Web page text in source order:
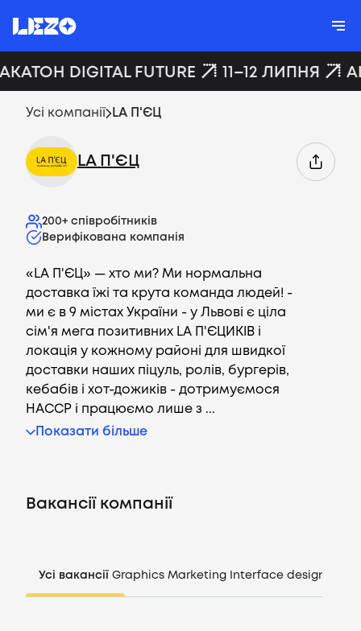
UA
DIGITAL FUTURE 11–12 ЛИПНЯ
Усі компанії LA П'ЄЦ
LA П'ЄЦ
200+ співробітників
Верифікована компанія
«LA П'ЄЦ» — хто ми? Ми нормальна
доставка їжі та крута команда людей! -
ми є в 9 містах України - у Львові є ціла
сім'я мега позитивних LA П'ЄЦИКІВ і
локація у кожному районі для швидкої
доставки наших піцуль, ролів, бургерів,
кебабів і хот-дожиків - дотримуємося
НАССР і працюємо лише з ...
Показати більше
Вакансії компанії
Усі вакансії Graphics Marketing Interface design